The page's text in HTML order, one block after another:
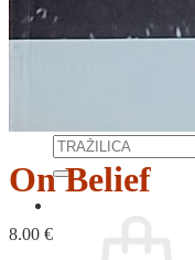
Otkup knjiga
On Belief
8.00 €